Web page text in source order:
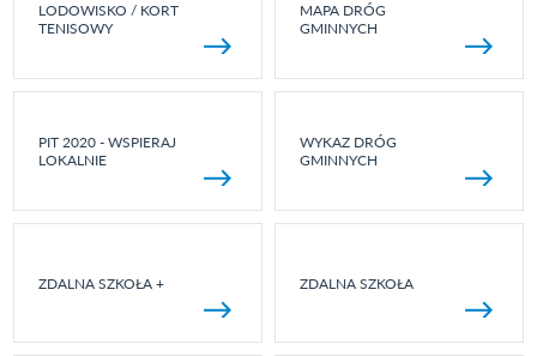
LODOWISKO / KORT
TENISOWY
MAPA DRÓG
GMINNYCH
PIT 2020 - WSPIERAJ
LOKALNIE
WYKAZ DRÓG
GMINNYCH
ZDALNA SZKOŁA + ZDALNA SZKOŁA